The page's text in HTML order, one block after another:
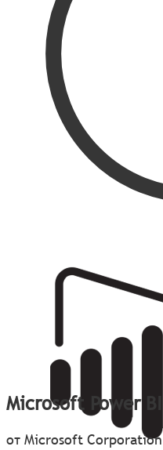
Microsoft Power BI
от Microsoft Corporation